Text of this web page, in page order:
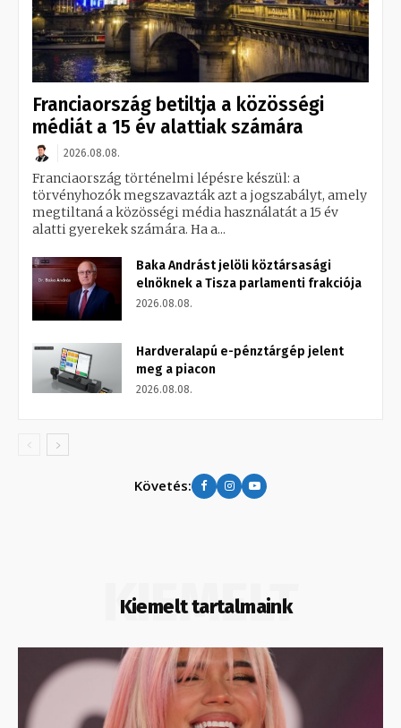
Franciaország betiltja a közösségi
médiát a 15 év alattiak számára
2026.08.08.
Franciaország történelmi lépésre készül: a
törvényhozók megszavazták azt a jogszabályt, amely
megtiltaná a közösségi média használatát a 15 év
alatti gyerekek számára. Ha a...
Baka Andrást jelöli köztársasági
elnöknek a Tisza parlamenti frakciója
2026.08.08.
Hardveralapú e-pénztárgép jelent
meg a piacon
2026.08.08.
Követés:
Kiemelt tartalmaink
KIEMELT